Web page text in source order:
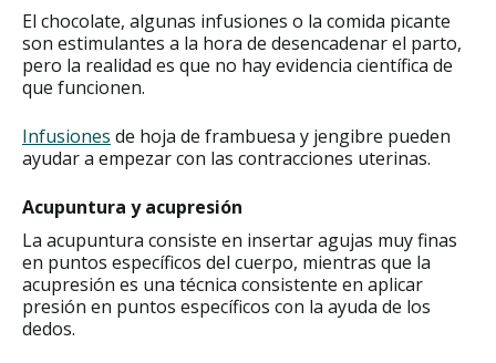
El chocolate, algunas infusiones o la comida picante
son estimulantes a la hora de desencadenar el parto,
pero la realidad es que no hay evidencia científica de
que funcionen.
Infusiones de hoja de frambuesa y jengibre pueden
ayudar a empezar con las contracciones uterinas.
Acupuntura y acupresión
La acupuntura consiste en insertar agujas muy finas
en puntos específicos del cuerpo, mientras que la
acupresión es una técnica consistente en aplicar
presión en puntos específicos con la ayuda de los
dedos.